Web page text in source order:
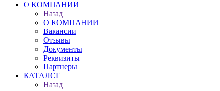
О КОМПАНИИ
Назад
О КОМПАНИИ
Вакансии
Отзывы
Документы
Реквизиты
Партнеры
КАТАЛОГ
Назад